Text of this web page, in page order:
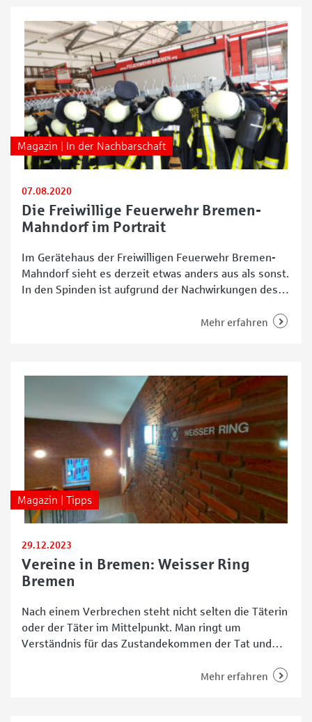
Magazin | In der Nachbarschaft
07.08.2020
Die Freiwillige Feuerwehr Bremen-
Mahndorf im Portrait
Im Gerätehaus der Freiwilligen Feuerwehr Bremen-
Mahndorf sieht es derzeit etwas anders aus als sonst.
In den Spinden ist aufgrund der Nachwirkungen des
keine Einsatzkleidung mehr zu finden. „Alles wird
Mehr erfahren
Magazin | Tipps
29.12.2023
Vereine in Bremen: Weisser Ring
Bremen
Nach einem Verbrechen steht nicht selten die Täterin
oder der Täter im Mittelpunkt. Man ringt um
Verständnis für das Zustandekommen der Tat und
der Strafe den Weg zurück in die Gesellschaft findet.
Mehr erfahren